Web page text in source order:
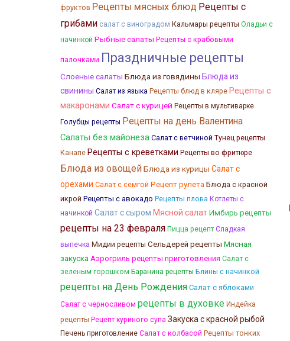
фруктов Рецепты мясных блюд Рецепты с
грибами салат с виноградом Кальмары рецепты Оладьи с
начинкой Рыбные салаты Рецепты с крабовыми
палочками Праздничные рецепты
Слоеные салаты Блюда из говядины Блюда из
свинины Салат из языка Рецепты блюд в кляре Рецепты с
макаронами Салат с курицей Рецепты в мультиварке
Голубцы рецепты Рецепты на день Валентина
Салаты без майонеза Салат с ветчиной Тунец рецепты
Канапе Рецепты с креветками Рецепты во фритюре
Блюда из овощейБлюда из курицы Салат с
орехами Салат с семгой Рецепт рулета Блюда с красной
икрой Рецепты с авокадо Рецепты плова Котлеты с
начинкой Салат с сыром Мясной салат Имбирь рецепты
рецепты на 23 февраля Пицца рецепт Сладкая
выпечка Мидии рецепты Сельдерей рецепты Мясная
закуска Аэрогриль рецепты приготовления Салат с
зеленым горошком Баранина рецепты Блины с начинкой
рецепты на День Рождения Салат с яблоками
Салат с черносливом рецепты в духовке Индейка
рецепты Рецепт куриного супа Закуска с красной рыбой
Печень приготовление Салат с колбасой Рецепты тонких